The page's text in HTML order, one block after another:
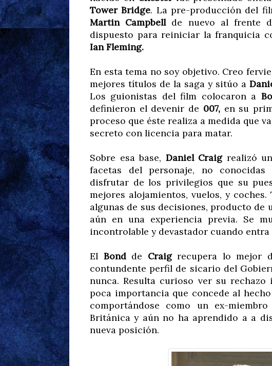
Tower Bridge. La pre-producción del
Martin Campbellde nuevo al frente
dispuesto para reiniciar la franquicia
Ian Fleming.
En esta tema no soy objetivo. Creo
mejores títulos de la saga y sitúo a
Los guionistas del film colocaron a
definieron el devenir de 007,en su
proceso que éste realiza a medida que
secreto con licencia para matar.
Sobre esa base, Daniel Craigrealizó un
facetas del personaje, no
disfrutar de los privilegios que su
mejores alojamientos, vuelos, y
algunas de sus decisiones, producto de
aún en una experiencia previa. Se
incontrolable y devastador cuando entra
El Bondde Craigrecupera lo mejor
contundente perfil de sicario del
nunca. Resulta curioso ver su
poca importancia que concede al
comportándose como un ex-
Británica y aún no ha aprendido a a
nueva posición.